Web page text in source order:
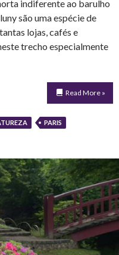
indiferente ao barulho
são uma espécie de
lojas, cafés e
trecho especialmente
Read More »
PARIS